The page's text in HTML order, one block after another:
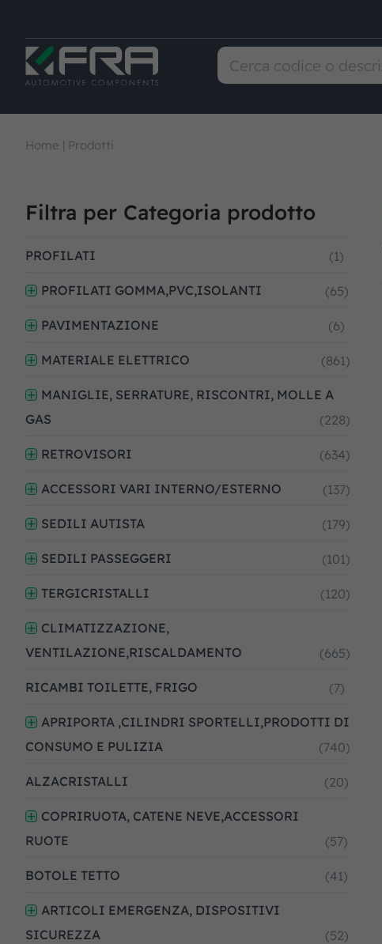
Home | Prodotti
Filtra per Categoria prodotto
PROFILATI (1)
PROFILATI GOMMA,PVC,ISOLANTI (65)
PAVIMENTAZIONE (6)
MATERIALE ELETTRICO (861)
MANIGLIE, SERRATURE, RISCONTRI, MOLLE A
GAS
(228)
RETROVISORI (634)
ACCESSORI VARI INTERNO/ESTERNO (137)
SEDILI AUTISTA (179)
SEDILI PASSEGGERI (101)
TERGICRISTALLI (120)
CLIMATIZZAZIONE,
VENTILAZIONE,RISCALDAMENTO
(665)
RICAMBI TOILETTE, FRIGO (7)
APRIPORTA ,CILINDRI SPORTELLI,PRODOTTI DI
CONSUMO E PULIZIA
(740)
ALZACRISTALLI (20)
COPRIRUOTA, CATENE NEVE,ACCESSORI
RUOTE
(57)
BOTOLE TETTO (41)
ARTICOLI EMERGENZA, DISPOSITIVI
SICUREZZA
(52)